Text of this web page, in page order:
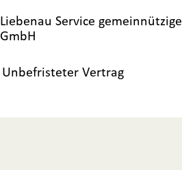
Liebenau Service gemeinnützige
GmbH
Unbefristeter Vertrag